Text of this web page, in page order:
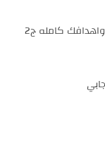
كامله ج2